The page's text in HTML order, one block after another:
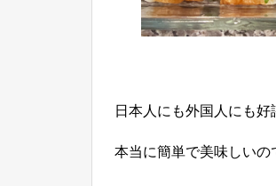
日本人にも外国人にも好
本当に簡単で美味しいの